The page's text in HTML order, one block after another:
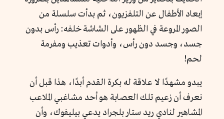
إبعاد الأطفال عن التلفزيون، ثم بدأت سلسلة من
الصور المروعة في الظهور على الشاشة خلفه: رأس بدون
جسد، وجسد دون رأس، وأدوات تعذيب ومفرمة
لحم!
يبدو مشهدًا لا علاقة له بكرة القدم أبدًا، هذا قبل أن
نعرف أن زعيم تلك العصابة هو أحد مشاغبي الملاعب
المشاهير لنادي ريد ستار بلجراد يدعي بيليفوك، وأن